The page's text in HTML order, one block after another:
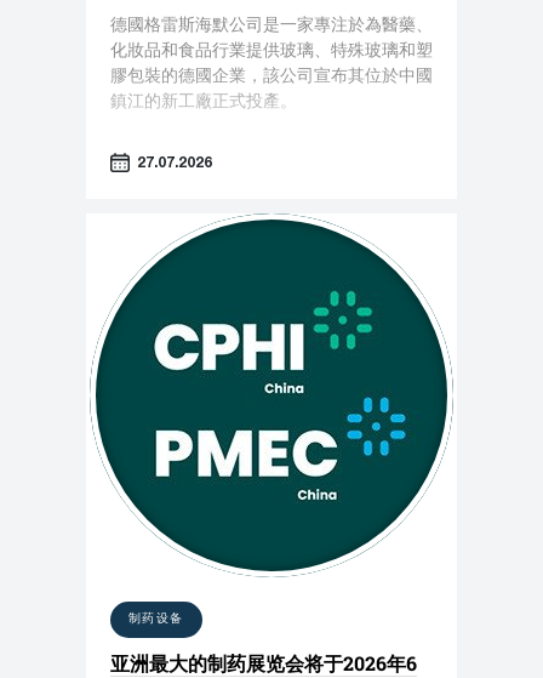
德國格雷斯海默公司是一家專注於為醫藥、
化妝品和食品行業提供玻璃、特殊玻璃和塑
膠包裝的德國企業，該公司宣布其位於中國
鎮江的新工廠正式投產。
27.07.2026
制药设备
亚洲最大的制药展览会将于2026年6